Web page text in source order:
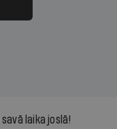
un drosme
arī tad,
laika joslā!